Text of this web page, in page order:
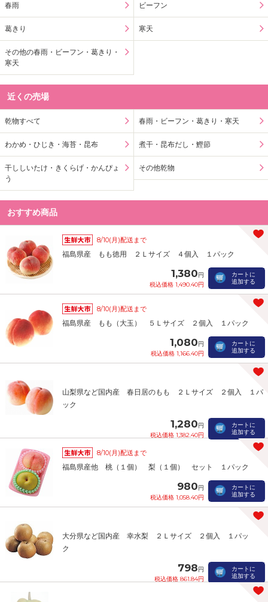
春雨 ビーフン
葛きり 寒天
その他の春雨・ビーフン・葛きり・
寒天
近くの売場
乾物すべて 春雨・ビーフン・葛きり・寒天
わかめ・ひじき・海苔・昆布 煮干・昆布だし・鰹節
干ししいたけ・きくらげ・かんぴょ
う
その他乾物
おすすめ商品
8/10(月)配送まで
福島県産 もも徳用 ２Ｌサイズ ４個入 １パック
1,380円
税込価格 1,490.40円
カートに
追加する
8/10(月)配送まで
福島県産 もも（大玉） ５Ｌサイズ ２個入 １パック
1,080円
税込価格 1,166.40円
カートに
追加する
山梨県など国内産 春日居のもも ２Ｌサイズ ２個入 １パ
ック
1,280円
税込価格 1,382.40円
カートに
追加する
8/10(月)配送まで
福島県産他 桃（１個） 梨（１個） セット １パック
980円
税込価格 1,058.40円
カートに
追加する
大分県など国内産 幸水梨 ２Ｌサイズ ２個入 １パッ
ク
798円
税込価格 861.84円
カートに
追加する